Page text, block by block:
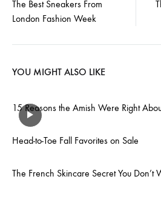
The Best Sneakers From
London Fashion Week
YOU MIGHT ALSO LIKE
15 Reasons the Amish Were Right
Head-to-Toe Fall Favorites on Sale
The French Skincare Secret You Don’t